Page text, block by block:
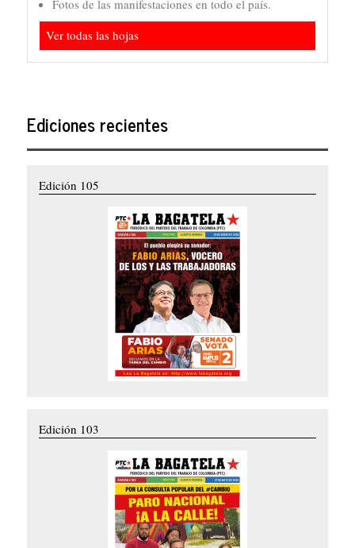
Fotos de las manifestaciones en todo el país.
Ver todas las hojas
Ediciones recientes
Edición 105
Edición 103